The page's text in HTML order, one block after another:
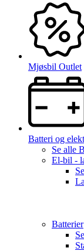
Mjøsbil Outlet
Batteri og
Se alle
El-bil -
Batterier